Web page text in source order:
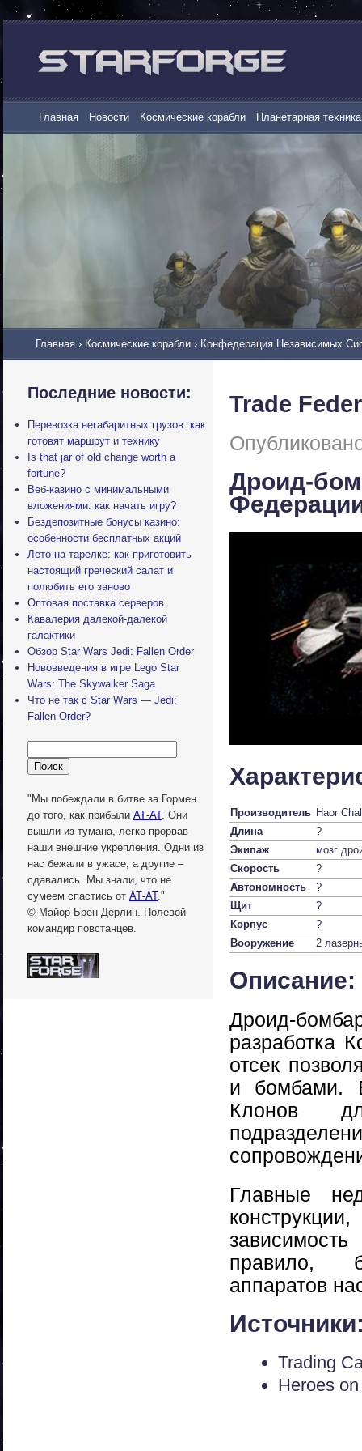
Главная Новости Космические корабли Планетарная техника
Главная › Космические корабли › Конфедерация Независимых
Последние новости:
Перевозка негабаритных грузов: как
готовят маршрут и технику
Is that jar of old change worth a
fortune?
Веб-казино с минимальными
вложениями: как начать игру?
Бездепозитные бонусы казино:
особенности бесплатных акций
Лето на тарелке: как приготовить
настоящий греческий салат и
полюбить его заново
Оптовая поставка серверов
Кавалерия далекой-далекой
галактики
Обзор Star Wars Jedi: Fallen Order
Нововведения в игре Lego Star
Wars: The Skywalker Saga
Что не так с Star Wars — Jedi:
Fallen Order?
"Мы побеждали в битве за Гормен
до того, как прибыли АТ-АТ. Они
вышли из тумана, легко прорвав
наши внешние укрепления. Одни из
нас бежали в ужасе, а другие –
сдавались. Мы знали, что не
сумеем спастись от АТ-АТ."
© Майор Брен Дерлин. Полевой
командир повстанцев.
Trade
Дроид-
Производитель Haor
Длина
?
Экипаж
мозг
Скорость
?
Автономность
?
Щит
?
Корпус
?
Вооружение
2
Описание:
Дроид-
разработка
отсек
и бомбами.
Клонов
Главные
правило,
аппаратов
Trading
Heroes